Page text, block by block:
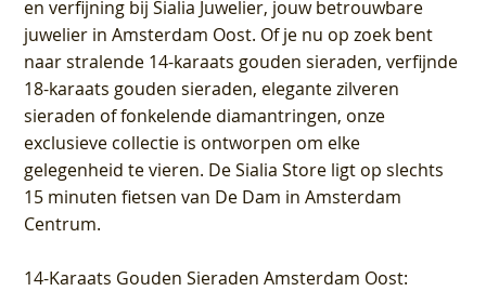
en verfijning bij Sialia Juwelier, jouw betrouwbare
juwelier in Amsterdam Oost. Of je nu op zoek bent
naar stralende 14-karaats gouden sieraden, verfijnde
18-karaats gouden sieraden, elegante zilveren
sieraden of fonkelende diamantringen, onze
exclusieve collectie is ontworpen om elke
gelegenheid te vieren. De Sialia Store ligt op slechts
15 minuten fietsen van De Dam in Amsterdam
Centrum.
14-Karaats Gouden Sieraden Amsterdam Oost: